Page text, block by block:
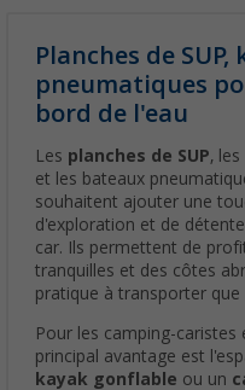
Planches de
pneumatiques
bord de l'eau
Les planches de SUP, les
et les bateaux
souhaitent ajouter une
d'exploration et de
car. Ils permettent de
tranquilles et des côtes
pratique à transporter que
Pour les camping-caristes
principal avantage est
kayak gonflable ou un